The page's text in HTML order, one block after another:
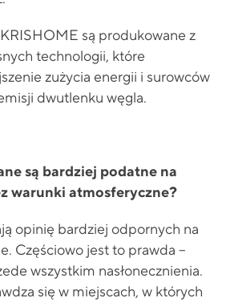
są produkowane z
technologii, które
zużycia energii i surowców
dwutlenku węgla.
są bardziej podatne na
warunki atmosferyczne?
opinię bardziej odpornych na
Częściowo jest to prawda –
wszystkim nasłonecznienia.
się w miejscach, w których